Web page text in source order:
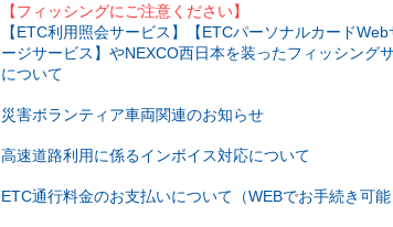
【フィッシングにご注意ください】
【ETC利用照会サービス】【ETCパーソナルカード
ージサービス】やNEXCO西日本を装ったフィッシング
について
災害ボランティア車両関連のお知らせ
高速道路利用に係るインボイス対応について
ETC通行料金のお支払いについて（WEBでお手続き可能